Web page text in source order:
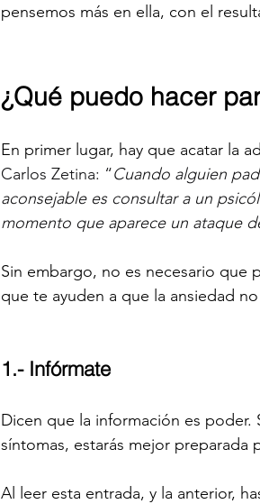
pensemos más en ella, con el
¿Qué puedo hacer
En primer lugar, hay que acatar la
Carlos Zetina: “Cuando alguien
aconsejable es consultar a un
momento que aparece un ataque
Sin embargo, no es necesario que
que te ayuden a que la ansiedad
1.- Infórmate
Dicen que la información es poder.
síntomas, estarás mejor preparada
Al leer esta entrada, y la anterior,